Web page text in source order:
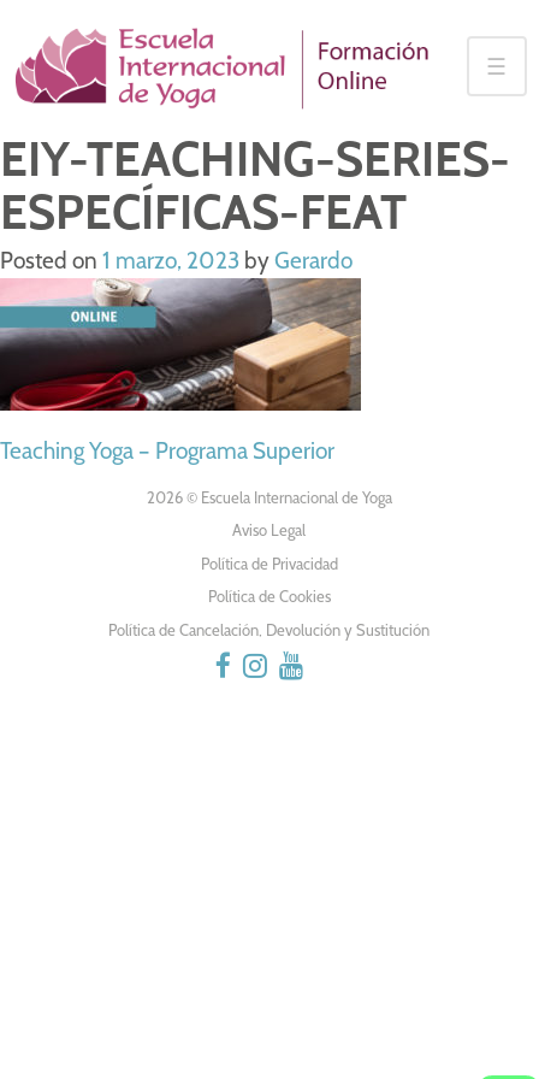
content
☰
EIY-TEACHING-SERIES-
ESPECÍFICAS-FEAT
Posted on 1 marzo, 2023 byGerardo
NAVEGACIÓN
ENTRADAS
Teaching Yoga – Programa Superior
2026 © Escuela Internacional de Yoga
Aviso Legal
Política de Privacidad
Política de Cookies
Política de Cancelación, Devolución y Sustitución